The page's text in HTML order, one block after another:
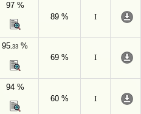
97 %
89 %
I
95,33 %
69 %
I
94 %
60 %
I